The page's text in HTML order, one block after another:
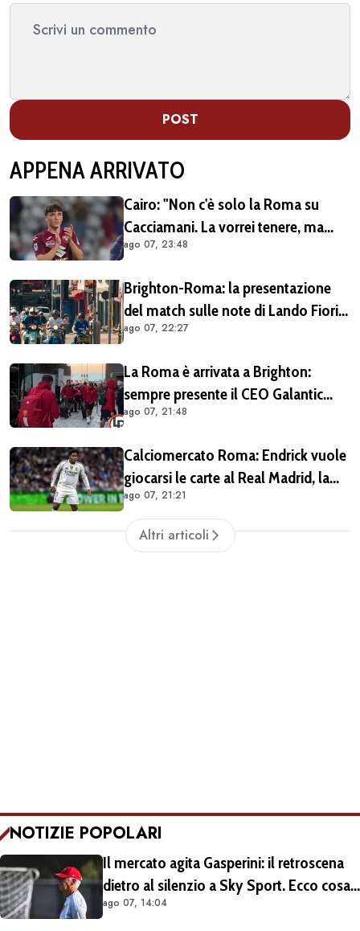
POST
APPENA ARRIVATO
Cairo: "Non c'è solo la Roma su
Cacciamani. La vorrei tenere, ma
vediamo"
ago 07, 23:48
Brighton-Roma: la presentazione
del match sulle note di Lando Fiorini
(VIDEO)
ago 07, 22:27
La Roma è arrivata a Brighton:
sempre presente il CEO Galantic
(VIDEO)
ago 07, 21:48
Calciomercato Roma: Endrick vuole
giocarsi le carte al Real Madrid, la
pista si complica
ago 07, 21:21
Altri articoli
NOTIZIE POPOLARI
Il mercato agita Gasperini: il retroscena
dietro al silenzio a Sky Sport. Ecco cosa
è emerso dal meeting con la proprietà
ago 07, 14:04